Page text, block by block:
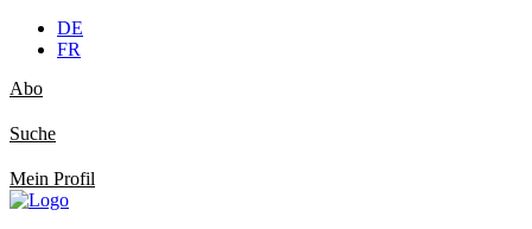
DE
FR
Abo
Suche
Mein Profil